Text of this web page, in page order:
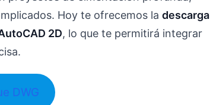
y optimizados.
estructurales.
Hoy te ofrecemos la descarga
2D, lo que te permitirá integrar
DWG